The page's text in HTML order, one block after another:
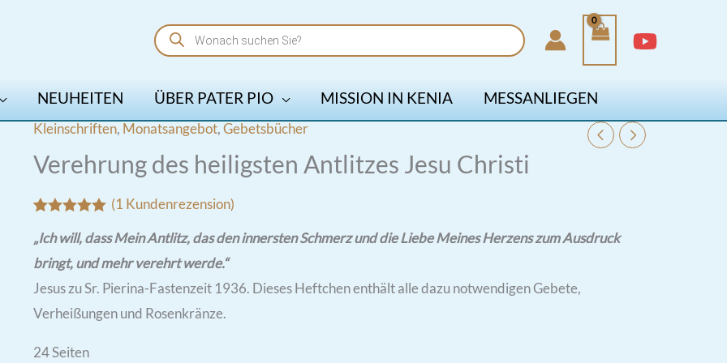
Products
search
NEUHEITEN ÜBER PATER PIO MISSION IN KENIA MESSANLIEGEN
Kleinschriften, Monatsangebot,Gebetsbücher
Verehrung des heiligsten Antlitzes Jesu Christi
5.00von 5,
auf
Kundenbewertung
(1 Kundenrezension)
„Ich will, dass Mein Antlitz, das den innersten Schmerz und die Liebe Meines Herzens zum Ausdruck
bringt, und mehr verehrt werde.“
Jesus zu Sr. Pierina-Fastenzeit 1936. Dieses Heftchen enthält alle dazu notwendigen Gebete,
Verheißungen und Rosenkränze.
24 Seiten